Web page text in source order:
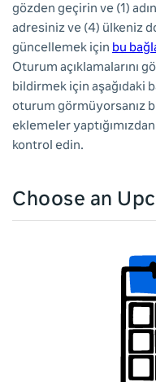
gözden geçirin ve (1)
adresiniz ve (4) ülkeniz
güncellemek için bu
Oturum açıklamalarını
bildirmek için aşağıdaki
oturum görmüyorsanız
eklemeler
kontrol edin.
Choose an